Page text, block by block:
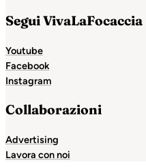
Segui VivaLaFocaccia
Youtube
Facebook
Instagram
Collaborazioni
Advertising
Lavora con noi